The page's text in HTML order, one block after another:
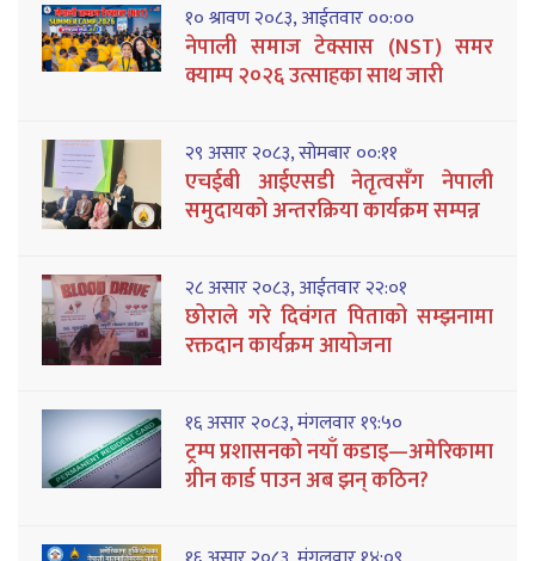
१० श्रावण २०८३, आईतवार ००:००
नेपाली समाज टेक्सास (NST) समर
क्याम्प २०२६ उत्साहका साथ जारी
२९ असार २०८३, सोमबार ००:११
एचईबी आईएसडी नेतृत्वसँग नेपाली
समुदायको अन्तरक्रिया कार्यक्रम सम्पन्न
२८ असार २०८३, आईतवार २२:०१
छोराले गरे दिवंगत पिताको सम्झनामा
रक्तदान कार्यक्रम आयोजना
१६ असार २०८३, मंगलवार १९:५०
ट्रम्प प्रशासनको नयाँ कडाइ—अमेरिकामा
ग्रीन कार्ड पाउन अब झन् कठिन?